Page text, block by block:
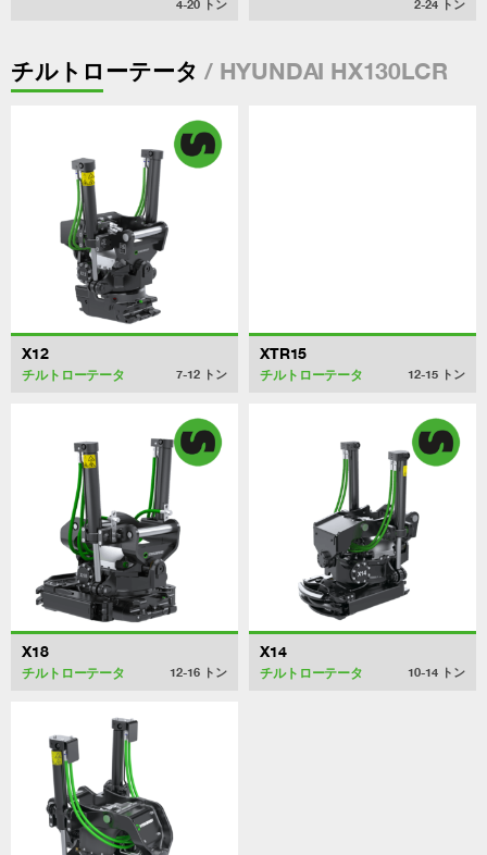
4-20 トン 2-24 トン
チルトローテータ / HYUNDAI HX130LCR
X12
チルトローテータ 7-12 トン
XTR15
チルトローテータ 12-15 トン
X18
チルトローテータ 12-16 トン
X14
チルトローテータ 10-14 トン